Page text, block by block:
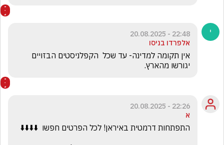
22:48 - 20.08.2025
אלפרדו בניסו
יגורשו מהארץ.
22:26 - 20.08.2025
א